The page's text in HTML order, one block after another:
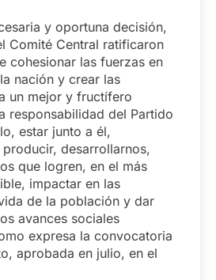
y oportuna decisión,
Comité Central ratificaron
cohesionar las fuerzas en
nación y crear las
un mejor y fructífero
responsabilidad del Partido
estar junto a él,
desarrollarnos,
que logren, en el más
impactar en las
de la población y dar
avances sociales
expresa la convocatoria
aprobada en julio, en el